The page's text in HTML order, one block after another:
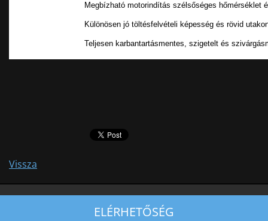
Megbízható motorindítás szélsőséges hőmérséklet
Különösen jó töltésfelvételi képesség és rövid
Teljesen karbantartásmentes, szigetelt és
Vissza
ELÉRHETŐSÉG